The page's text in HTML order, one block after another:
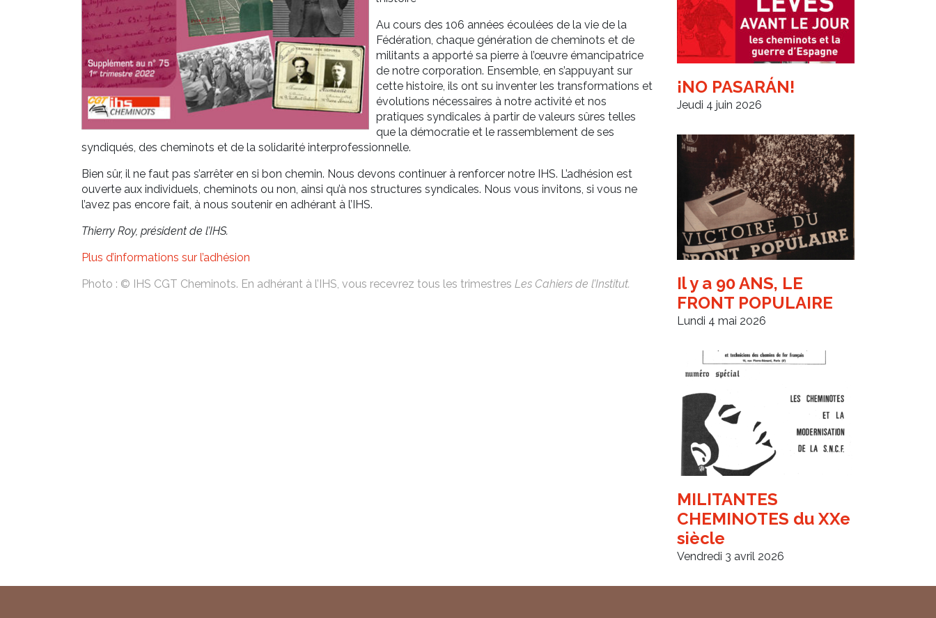
Au cours des 106 années écoulées de la vie de la
Fédération, chaque génération de cheminots et de
militants a apporté sa pierre à l’œuvre émancipatrice
de notre corporation. Ensemble, en s’appuyant sur
cette histoire, ils ont su inventer les transformations et
évolutions nécessaires à notre activité et nos
pratiques syndicales à partir de valeurs sûres telles
que la démocratie et le rassemblement de ses
syndiqués, des cheminots et de la solidarité interprofessionnelle.
Bien sûr, il ne faut pas s’arrêter en si bon chemin. Nous devons continuer à renforcer notre IHS. L’adhésion est
ouverte aux individuels, cheminots ou non, ainsi qu’à nos structures syndicales. Nous vous invitons, si vous ne
l’avez pas encore fait, à nous soutenir en adhérant à l’IHS.
Thierry Roy, président de l’IHS.
Plus d’informations sur l’adhésion
Photo : © IHS CGT Cheminots. En adhérant à l’IHS, vous recevrez tous les trimestres Les Cahiers de l’Institut.
¡NO PASARÁN!
Jeudi 4 juin 2026
Il y a 90 ANS, LE
FRONT POPULAIRE
Lundi 4 mai 2026
MILITANTES
CHEMINOTES du XXe
siècle
Vendredi 3 avril 2026